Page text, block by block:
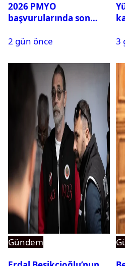
2026 PMYO
başvurularında son
2 gün önce
3
Gündem